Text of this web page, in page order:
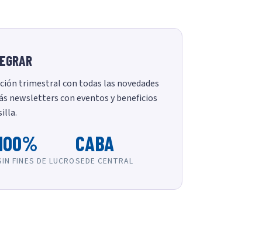
trimestral con todas las novedades
newsletters con eventos y beneficios
FINES DE LUCRO
CABA
SEDE CENTRAL